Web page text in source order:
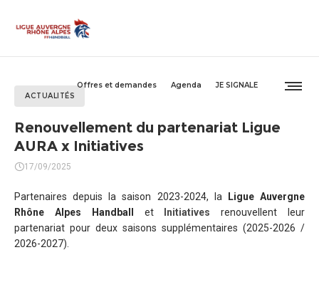
Offres et demandes Agenda
JE SIGNALE
ACTUALITÉS
Renouvellement du partenariat Ligue
AURA x Initiatives
17/09/2025
Partenaires depuis la saison 2023-2024, la
Ligue Auvergne
Rhône Alpes Handball
et Initiatives renouvellent leur
partenariat pour deux saisons supplémentaires (2025-2026 /
2026-2027).